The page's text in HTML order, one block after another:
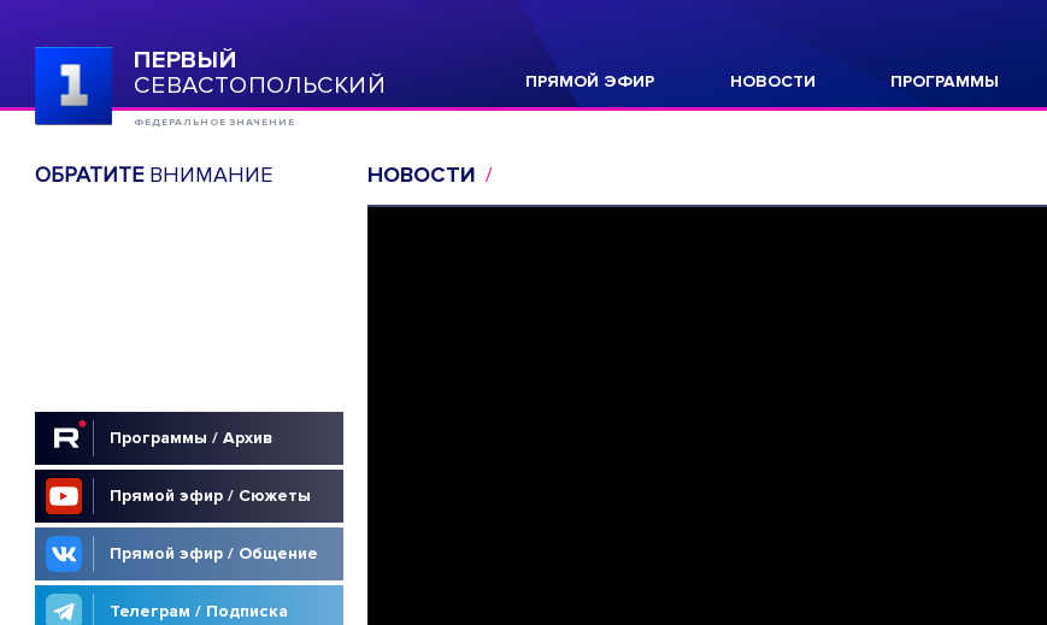
ПЕРВЫЙ
СЕВАСТОПОЛЬСКИЙ
ФЕДЕРАЛЬНОЕ ЗНАЧЕНИЕ
ПРЯМОЙ ЭФИР НОВОСТИ ПРОГРАММЫ
ОБРАТИТЕВНИМАНИЕ
Программы / Архив
Прямой эфир / Сюжеты
Прямой эфир / Общение
Телеграм / Подписка
НОВОСТИ